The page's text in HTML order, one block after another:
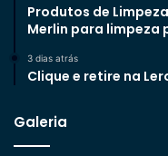
Produtos de
Merlin para limpeza
3 dias atrás
Clique e retire na
Galeria